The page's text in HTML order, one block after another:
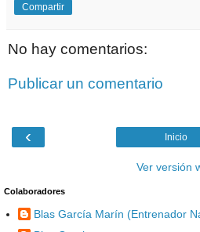
Compartir
No hay comentarios:
Publicar un comentario
‹ Inicio
Ver versión
Colaboradores
Blas García Marín (Entrenador